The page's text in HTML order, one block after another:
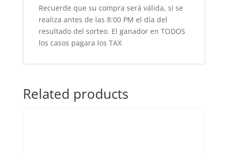
Recuerde que su compra será válida, si se
realiza antes de las 8:00 PM el día del
resultado del sorteo. El ganador en TODOS
los casos pagara los TAX
Related products